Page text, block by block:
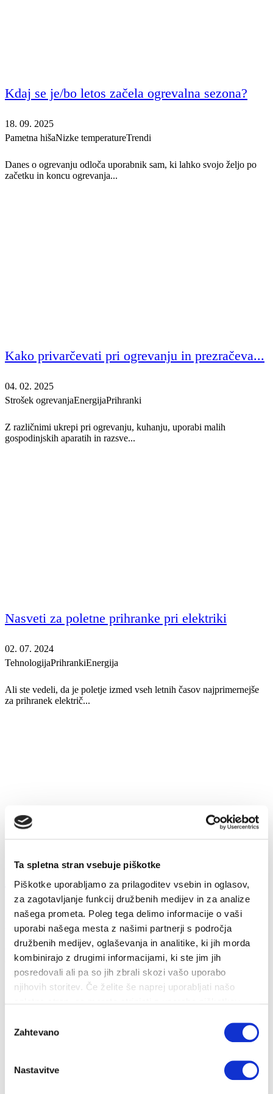
Ta spletna stran vsebuje piškotke
Piškotke uporabljamo za prilagoditev vsebin in oglasov,
za zagotavljanje funkcij družbenih medijev in za analize
našega prometa. Poleg tega delimo informacije o vaši
uporabi našega mesta z našimi partnerji s področja
družbenih medijev, oglaševanja in analitike, ki jih morda
kombinirajo z drugimi informacijami, ki ste jim jih
posredovali ali pa so jih zbrali skozi vašo uporabo
njihovih storitev. Če želite še naprej uporabljati našo
soglasja
Zahtevano
Nastavitve
Kdaj se je/bo letos začela ogrevalna sezona?
18. 09. 2025
Pametna hišaNizke temperatureTrendi
Danes o ogrevanju odloča uporabnik sam, ki lahko svojo željo po
začetku in koncu ogrevanja...
Kako privarčevati pri ogrevanju in prezračeva...
04. 02. 2025
Strošek ogrevanjaEnergijaPrihranki
Z različnimi ukrepi pri ogrevanju, kuhanju, uporabi malih
gospodinjskih aparatih in razsve...
Nasveti za poletne prihranke pri elektriki
02. 07. 2024
TehnologijaPrihrankiEnergija
Ali ste vedeli, da je poletje izmed vseh letnih časov najprimernejše
za prihranek električ...
Kako varčevati v kuhinji?
18. 11. 2022
PrihrankiEnergija
Varčujemo lahko tudi pri kuhanju in pečenju. Poglejmo nekaj
ukrepov, s katerimi lahko prih...